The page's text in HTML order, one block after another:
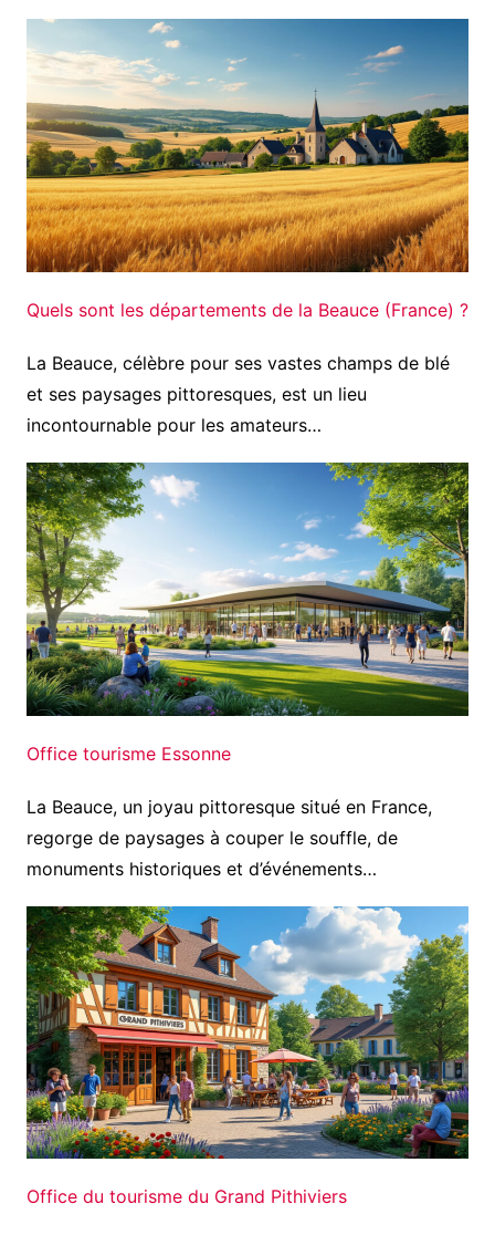
Quels sont les départements de la Beauce (France) ?
La Beauce, célèbre pour ses vastes champs de blé
et ses paysages pittoresques, est un lieu
incontournable pour les amateurs…
Office tourisme Essonne
La Beauce, un joyau pittoresque situé en France,
regorge de paysages à couper le souffle, de
monuments historiques et d’événements…
Office du tourisme du Grand Pithiviers